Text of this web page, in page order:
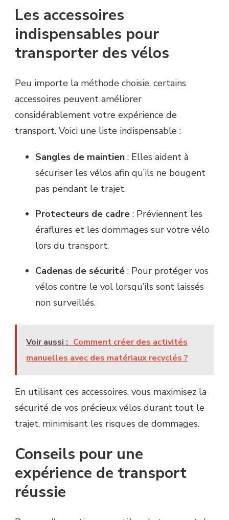
Les accessoires
indispensables pour
transporter des vélos
Peu importe la méthode choisie, certains
accessoires peuvent améliorer
considérablement votre expérience de
transport. Voici une liste indispensable :
Sangles de maintien : Elles aident à
sécuriser les vélos afin qu’ils ne bougent
pas pendant le trajet.
Protecteurs de cadre : Préviennent les
éraflures et les dommages sur votre vélo
lors du transport.
Cadenas de sécurité : Pour protéger vos
vélos contre le vol lorsqu’ils sont laissés
non surveillés.
Voir aussi : Comment créer des activités
manuelles avec des matériaux recyclés ?
En utilisant ces accessoires, vous maximisez la
sécurité de vos précieux vélos durant tout le
trajet, minimisant les risques de dommages.
Conseils pour une
expérience de transport
réussie